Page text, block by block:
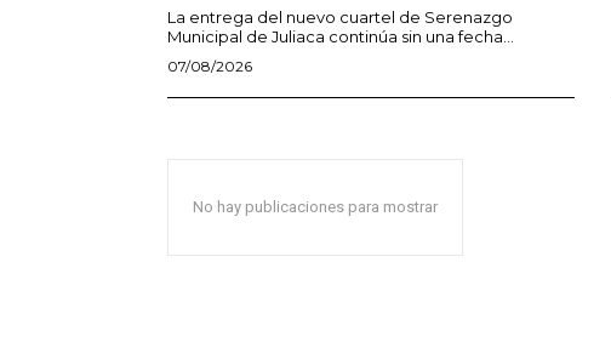
La entrega del nuevo cuartel de Serenazgo
Municipal de Juliaca continúa sin una fecha...
07/08/2026
No hay publicaciones para mostrar